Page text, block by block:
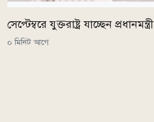
সেপ্টেম্বরে যুক্তরাষ্ট্র যাচ্ছেন প্রধানমন্ত্রী
০ মিনিট আগে